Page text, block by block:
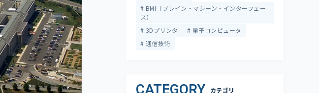
BMI（ブレイン・マシーン・インターフェー
ス）
3Dプリンタ
量子コンピュータ
通信技術
CATEGORY カテゴリ